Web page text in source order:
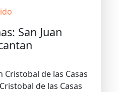
San Juan
Cristobal de las Casas
de las Casas